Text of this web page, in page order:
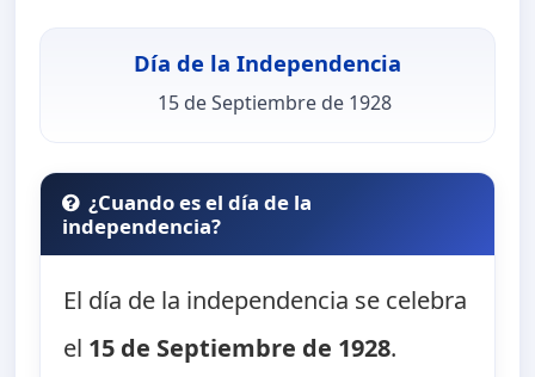
Día de la Independencia
15 de Septiembre de 1928
¿Cuando es el día de la
independencia?
El día de la independencia se celebra
el 15 de Septiembre de 1928.